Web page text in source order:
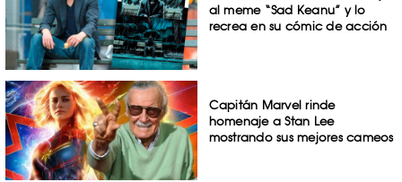
al meme “Sad Keanu” y lo
recrea en su cómic de acción
Capitán Marvel rinde
homenaje a Stan Lee
mostrando sus mejores cameos